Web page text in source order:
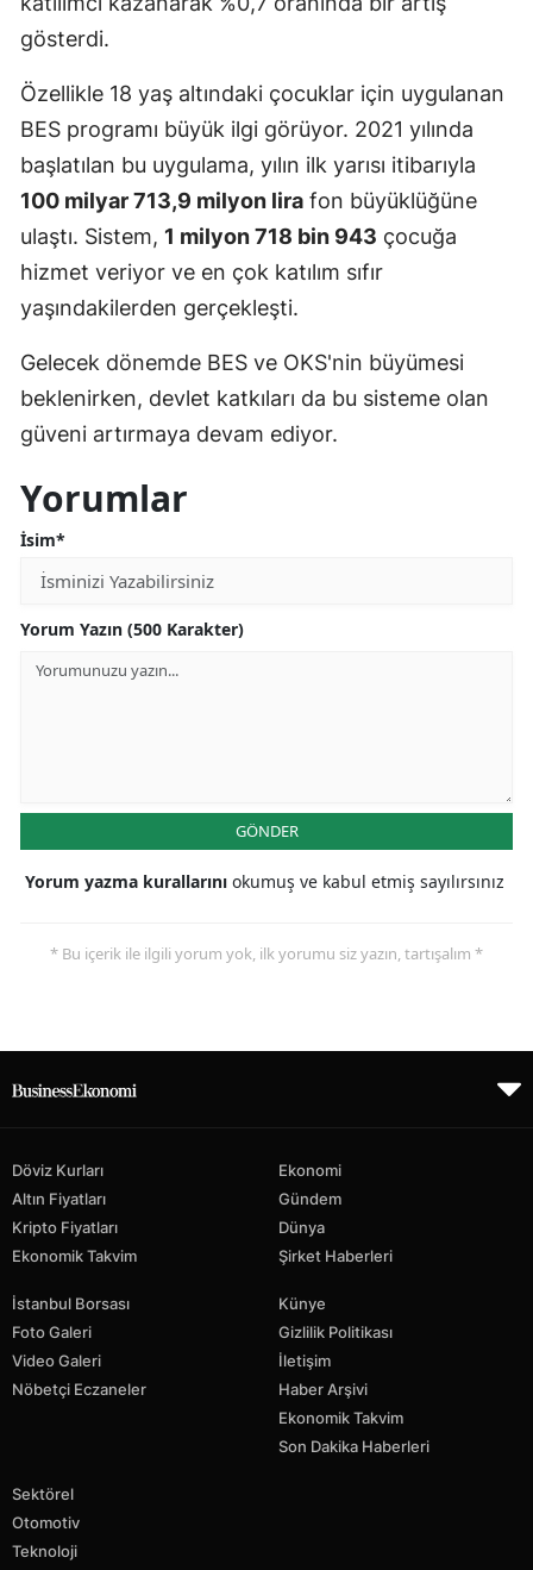
gösterdi.
Özellikle 18 yaş altındaki çocuklar için uygulanan
BES programı büyük ilgi görüyor. 2021 yılında
başlatılan bu uygulama, yılın ilk yarısı itibarıyla
100 milyar 713,9 milyon lira fon büyüklüğüne
ulaştı. Sistem, 1 milyon 718 bin 943 çocuğa
hizmet veriyor ve en çok katılım sıfır
yaşındakilerden gerçekleşti.
Gelecek dönemde BES ve OKS'nin büyümesi
beklenirken, devlet katkıları da bu sisteme olan
güveni artırmaya devam ediyor.
Yorumlar
İsim*
Yorum Yazın (500 Karakter)
GÖNDER
Yorum yazma kurallarını okumuş ve kabul etmiş sayılırsınız
* Bu içerik ile ilgili yorum yok, ilk yorumu siz yazın, tartışalım *
Döviz Kurları
Altın Fiyatları
Kripto Fiyatları
Ekonomik Takvim
Ekonomi
Gündem
Dünya
Şirket Haberleri
İstanbul Borsası
Foto Galeri
Video Galeri
Nöbetçi Eczaneler
Künye
Gizlilik Politikası
İletişim
Haber Arşivi
Ekonomik Takvim
Son Dakika Haberleri
Sektörel
Otomotiv
Teknoloji